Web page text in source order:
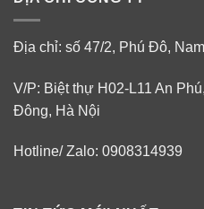
Địa chỉ: số 47/2, Phú Đô,
V/P: Biệt thự H02-L11 An
Đông, Hà Nội
Hotline/ Zalo: 0908314939